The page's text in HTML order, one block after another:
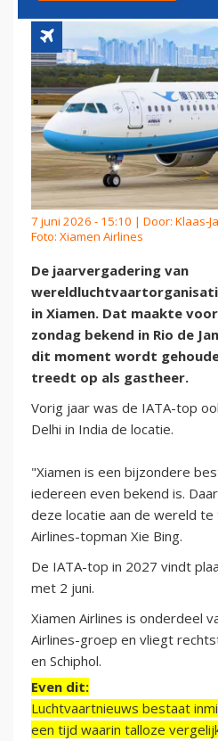
7 juni 2026 - 15:10 | Door: Klaas-
Foto: Xiamen Airlines
De jaarvergadering van
in Xiamen. Dat maakte
zondag bekend in Rio de
dit moment wordt
treedt op als gastheer.
Vorig jaar was de IATA-top
Delhi in India de locatie.
"Xiamen is een bijzondere
iedereen even bekend is.
deze locatie aan de wereld te
Airlines-topman Xie Bing.
De IATA-top in 2027 vindt
met 2 juni.
Xiamen Airlines is onderdeel
Airlines-groep en vliegt
en Schiphol.
Even dit:
Luchtvaartnieuws bestaat
een tijd waarin talloze